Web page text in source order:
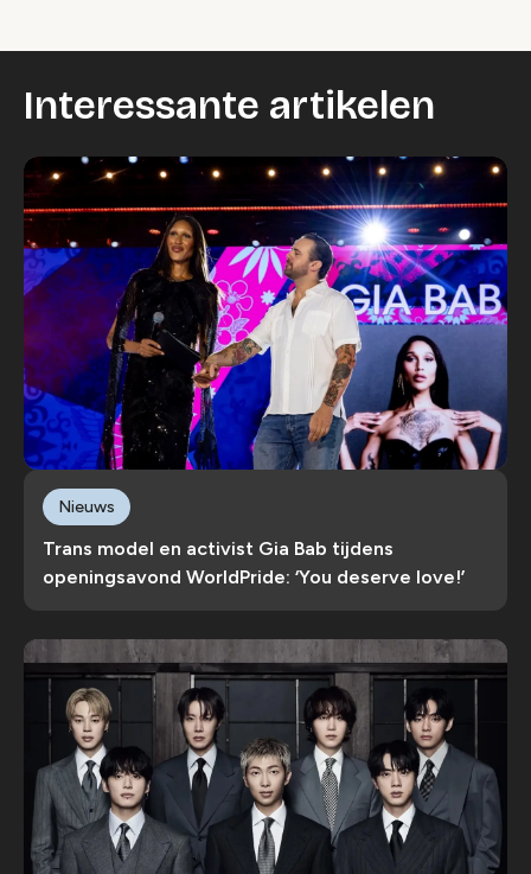
Interessante artikelen
Trans model en activist Gia Bab tijdens
openingsavond WorldPride: ‘You deserve love!’
Nieuws